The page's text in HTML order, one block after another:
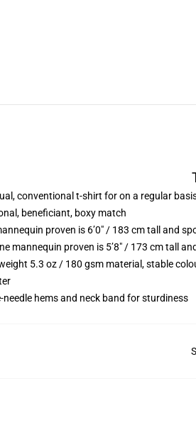
conventional t-shirt for on a regular
beneficiant, boxy match
proven is 6’0″ / 183 cm tall and
mannequin proven is 5’8″ / 173 cm tall
5.3 oz / 180 gsm material, stable
needle hems and neck band for sturdiness